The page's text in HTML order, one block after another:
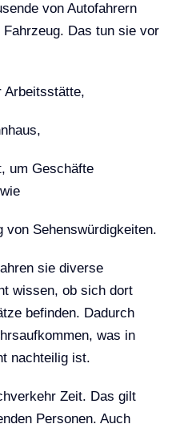
von Autofahrern
Das tun sie vor
Arbeitsstätte,
um Geschäfte
von Sehenswürdigkeiten.
sie diverse
wissen, ob sich dort
befinden. Dadurch
was in
nachteilig ist.
Zeit. Das gilt
Personen. Auch